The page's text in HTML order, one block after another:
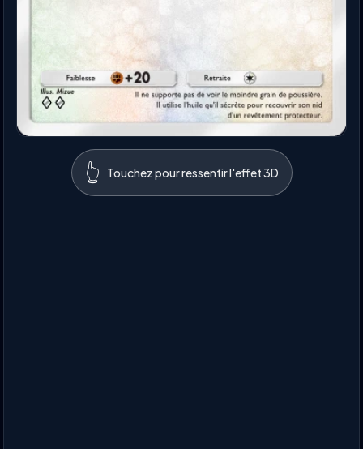
👆 Touchez pour ressentir l'effet 3D